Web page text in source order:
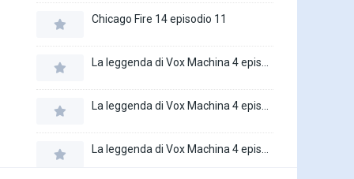
Chicago Fire 14 episodio 11